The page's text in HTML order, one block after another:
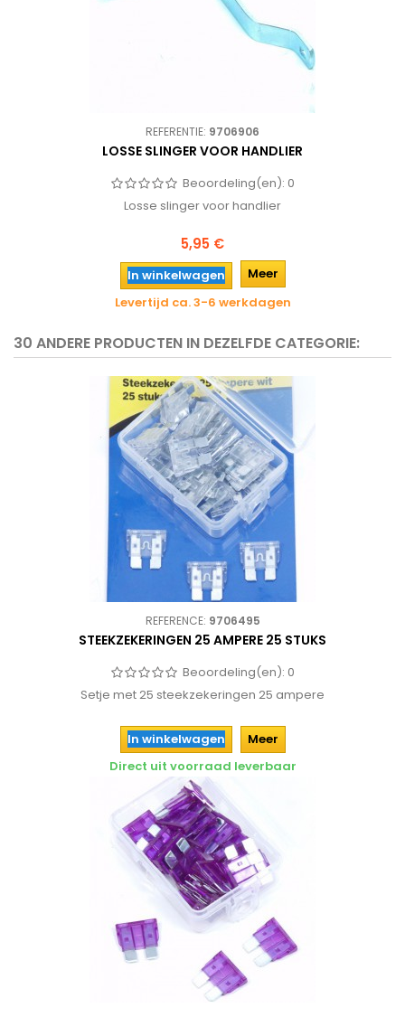
REFERENTIE: 9706906
LOSSE SLINGER VOOR HANDLIER
Beoordeling(en): 0
Losse slinger voor handlier
5,95 €
In winkelwagen
Meer
Levertijd ca. 3-6 werkdagen
30 ANDERE PRODUCTEN IN DEZELFDE CATEGORIE:
REFERENCE: 9706495
STEEKZEKERINGEN 25 AMPERE 25 STUKS
Beoordeling(en): 0
Setje met 25 steekzekeringen 25 ampere
In winkelwagen
Meer
Direct uit voorraad leverbaar